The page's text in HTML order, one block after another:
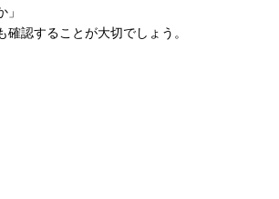
認することが大切でしょう。